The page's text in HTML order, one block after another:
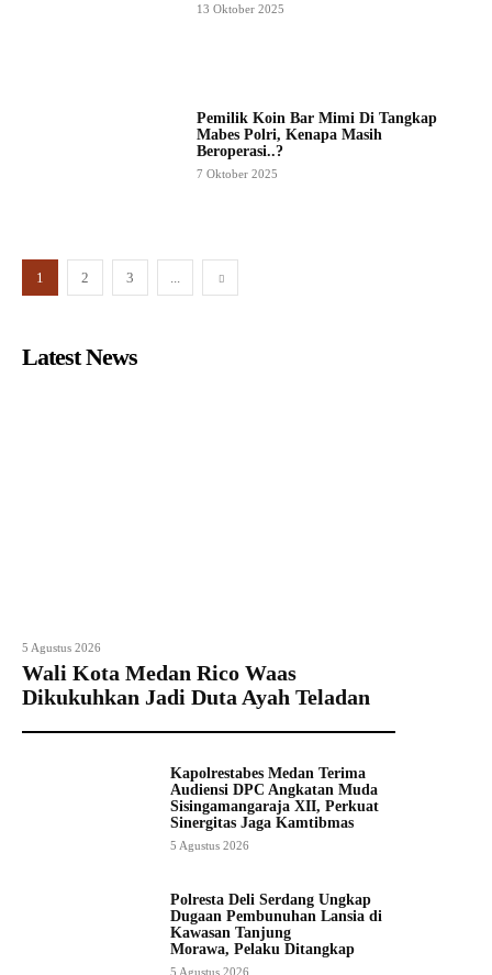
13 Oktober 2025
Pemilik Koin Bar Mimi Di Tangkap
Mabes Polri, Kenapa Masih
Beroperasi..?
7 Oktober 2025
1 2 3
Latest News
5 Agustus 2026
Wali Kota Medan Rico Waas
Dikukuhkan Jadi Duta Ayah Teladan
Kapolrestabes Medan Terima
Audiensi DPC Angkatan Muda
Sisingamangaraja XII, Perkuat
Sinergitas Jaga Kamtibmas
5 Agustus 2026
Polresta Deli Serdang Ungkap
Dugaan Pembunuhan Lansia di
Kawasan Tanjung
Morawa, Pelaku Ditangkap
5 Agustus 2026